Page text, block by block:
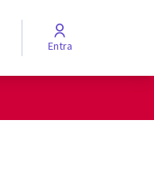
Entra